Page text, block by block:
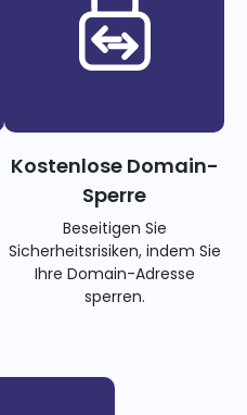
Kostenlose Domain-
Sperre
Beseitigen Sie
Sicherheitsrisiken, indem Sie
Ihre Domain-Adresse
sperren.